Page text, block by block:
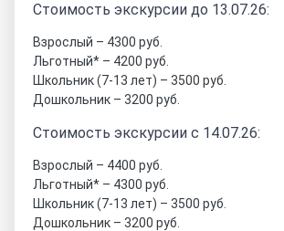
Стоимость экскурсии до 13.07.26:
Взрослый – 4300 руб.
Льготный* – 4200 руб.
Школьник (7-13 лет) – 3500 руб.
Дошкольник – 3200 руб.
Стоимость экскурсии с 14.07.26:
Взрослый – 4400 руб.
Льготный* – 4300 руб.
Школьник (7-13 лет) – 3500 руб.
Дошкольник – 3200 руб.